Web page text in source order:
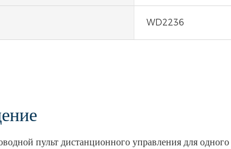
WD2236
пульт дистанционного управления для одного